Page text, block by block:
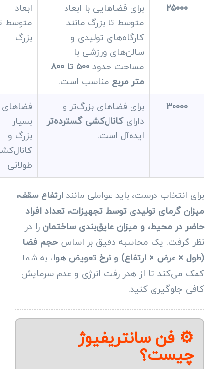
۲۵۰۰۰
برای فضاهایی با ابعاد
متوسط تا بزرگ مانند
کارگاه‌های تولیدی و
سالن‌های ورزشی با
مساحت حدود
۵۰۰ تا ۸۰۰
متر مربع مناسب است.
ابعاد
متوسط
بزرگ
۳۰۰۰۰
برای فضاهای بزرگ‌تر و
دارایکانال‌کشی گسترده‌تر
ایده‌آل است.
فضاهای
بسیار
بزرگ و
طولانی
برای انتخاب درست، باید عواملی مانندارتفاع سقف،
میزان گرمای تولیدی توسط تجهیزات، تعداد افراد
حاضر در محیط، و میزان عایق‌بندی ساختمانرا در
نظر گرفت. یک محاسبه دقیق بر اساسحجم فضا
(طول × عرض × ارتفاع) و نرخ تعویض هوا، به شما
کمک می‌کند تا از هدر رفت انرژی و عدم سرمایش
کافی جلوگیری کنید.
⚙️ فن سانتریفیوژ
چیست؟